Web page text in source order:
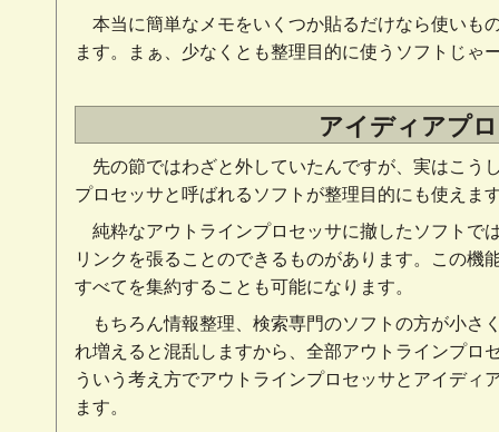
本当に簡単なメモをいくつか貼るだけなら使いも
ます。まぁ、少なくとも整理目的に使うソフトじゃ
アイディアプ
先の節ではわざと外していたんですが、実はこう
プロセッサと呼ばれるソフトが整理目的にも使えま
純粋なアウトラインプロセッサに撤したソフトで
リンクを張ることのできるものがあります。この
すべてを集約することも可能になります。
もちろん情報整理、検索専門のソフトの方が小さ
れ増えると混乱しますから、全部アウトラインプロ
ういう考え方でアウトラインプロセッサとアイディ
ます。